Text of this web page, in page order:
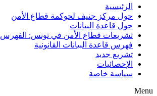
الرئيسية
حول مركز جنيف لحوكمة قطاع الأمن
حول قاعدة البيانات
تشريعات قطاع الأمن في تونس: الفهرس 1956-2011
فهرس قاعدة البيانات القانونية
تشريع جديد
الإحصائيات
سياسة خاصة
Menu